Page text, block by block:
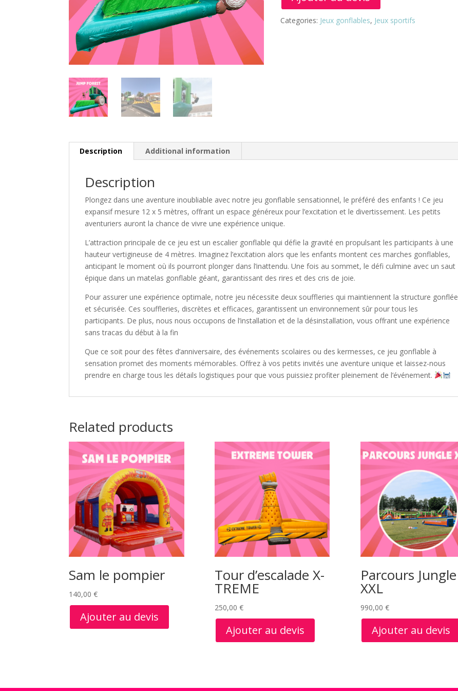
Categories: Jeux gonflables, Jeux sportifs
Description Additional information
Description
Plongez dans une aventure inoubliable avec notre jeu gonflable sensationnel, le préféré des enfants ! Ce jeu
expansif mesure 12 x 5 mètres, offrant un espace généreux pour l’excitation et le divertissement. Les petits
aventuriers auront la chance de vivre une expérience unique.
L’attraction principale de ce jeu est un escalier gonflable qui défie la gravité en propulsant les participants à une
hauteur vertigineuse de 4 mètres. Imaginez l’excitation alors que les enfants montent ces marches gonflables,
anticipant le moment où ils pourront plonger dans l’inattendu. Une fois au sommet, le défi culmine avec un saut
épique dans un matelas gonflable géant, garantissant des rires et des cris de joie.
Pour assurer une expérience optimale, notre jeu nécessite deux souffleries qui maintiennent la structure gonflée
et sécurisée. Ces souffleries, discrètes et efficaces, garantissent un environnement sûr pour tous les
participants. De plus, nous nous occupons de l’installation et de la désinstallation, vous offrant une expérience
sans tracas du début à la fin
Que ce soit pour des fêtes d’anniversaire, des événements scolaires ou des kermesses, ce jeu gonflable à
sensation promet des moments mémorables. Offrez à vos petits invités une aventure unique et laissez-nous
prendre en charge tous les détails logistiques pour que vous puissiez profiter pleinement de l’événement.
Related products
Sam le pompier
140,00€
Ajouter au devis
Tour d’escalade X-
TREME
250,00 €
Ajouter au devis
Parcours Jungle
XXL
990,00 €
Ajouter au devis